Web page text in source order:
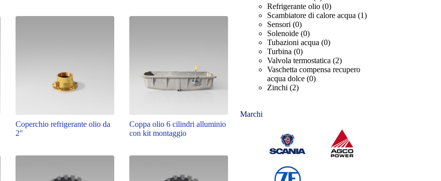
Coperchio refrigerante olio da
2″
Coppa olio 6 cilindri alluminio
con kit montaggio
Refrigerante olio (0)
Scambiatore di calore acqua (1)
Sensori (0)
Solenoide (0)
Tubazioni acqua (0)
Turbina (0)
Valvola termostatica (2)
Vaschetta compensa recupero
acqua dolce (0)
Zinchi (2)
Marchi